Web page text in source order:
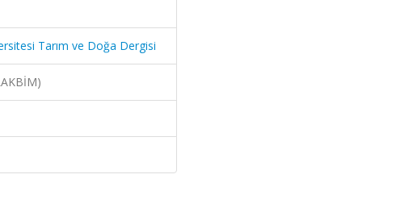
Tarım ve Doğa Dergisi